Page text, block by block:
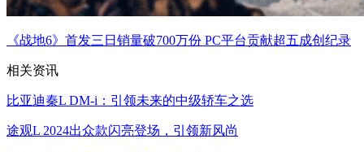
《战地6》首发三日销量破700万份 PC平台贡献超五成创纪录
相关资讯
比亚迪秦L DM-i：引领未来的中级轿车之选
途观L 2024出众款闪亮登场，引领新风尚